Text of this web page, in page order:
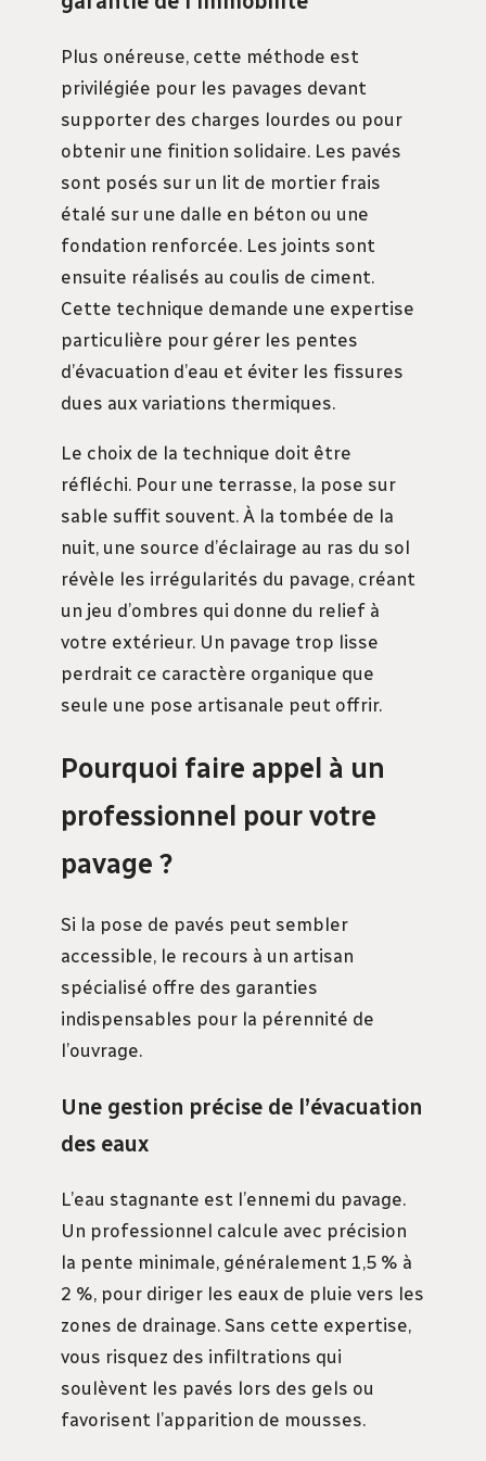
Plus onéreuse, cette méthode est
privilégiée pour les pavages devant
supporter des charges lourdes ou pour
obtenir une finition solidaire. Les pavés
sont posés sur un lit de mortier frais
étalé sur une dalle en béton ou une
fondation renforcée. Les joints sont
ensuite réalisés au coulis de ciment.
Cette technique demande une expertise
particulière pour gérer les pentes
d’évacuation d’eau et éviter les fissures
dues aux variations thermiques.
Le choix de la technique doit être
réfléchi. Pour une terrasse, la pose sur
sable suffit souvent. À la tombée de la
nuit, une source d’éclairage au ras du sol
révèle les irrégularités du pavage, créant
un jeu d’ombres qui donne du relief à
votre extérieur. Un pavage trop lisse
perdrait ce caractère organique que
seule une pose artisanale peut offrir.
Pourquoi faire appel à un
professionnel pour votre
pavage ?
Si la pose de pavés peut sembler
accessible, le recours à un artisan
spécialisé offre des garanties
indispensables pour la pérennité de
l’ouvrage.
Une gestion précise de l’évacuation
des eaux
L’eau stagnante est l’ennemi du pavage.
Un professionnel calcule avec précision
la pente minimale, généralement 1,5 % à
2 %, pour diriger les eaux de pluie vers les
zones de drainage. Sans cette expertise,
vous risquez des infiltrations qui
soulèvent les pavés lors des gels ou
favorisent l’apparition de mousses.